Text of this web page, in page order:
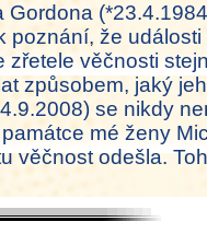
Gordona
poznání, že
věčnosti
způsobem, jaký
se nikdy
mé ženy
věčnost odešla.